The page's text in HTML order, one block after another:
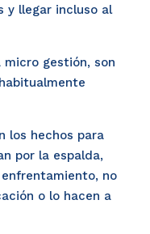
y llegar incluso al
gestión, son
los hechos para
por la espalda,
no
o lo hacen a